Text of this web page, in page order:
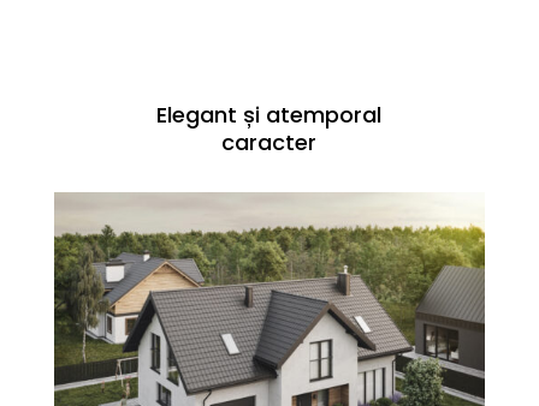
Elegant și atemporal
caracter